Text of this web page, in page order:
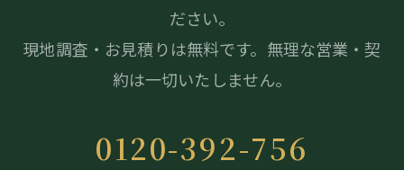
ださい。
現地調査・お見積りは無料です。無理な営業・契
約は一切いたしません。
0120-392-756